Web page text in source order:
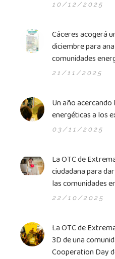
10/12/2025
Cáceres acogerá
diciembre para
comunidades
21/11/2025
Un año
energéticas a los
03/11/2025
La OTC de
ciudadana para
las comunidades
22/10/2025
La OTC de
3D de una
Cooperation Day